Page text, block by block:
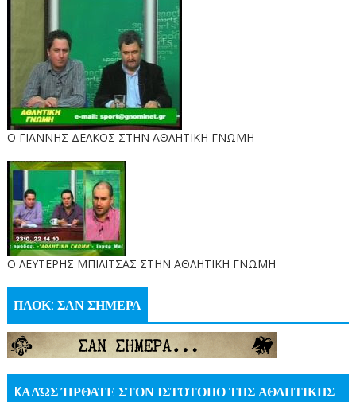
Ο ΓΙΑΝΝΗΣ ΔΕΛΚΟΣ ΣΤΗΝ ΑΘΛΗΤΙΚΗ ΓΝΩΜΗ
O ΛΕΥΤΕΡΗΣ ΜΠΙΛΙΤΣΑΣ ΣΤΗΝ ΑΘΛΗΤΙΚΗ ΓΝΩΜΗ
ΠΑΟΚ: ΣΑΝ ΣΗΜΕΡΑ
KΑΛΏΣ ΉΡΘΑΤΕ ΣΤΟΝ ΙΣΤΌΤΟΠΟ ΤΗΣ ΑΘΛΗΤΙΚΗΣ